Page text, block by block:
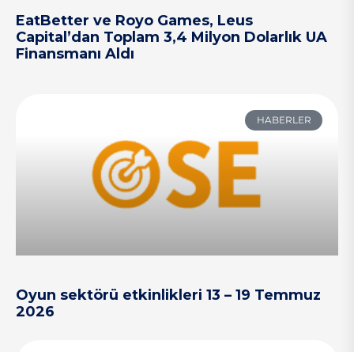
EatBetter ve Royo Games, Leus
Capital’dan Toplam 3,4 Milyon Dolarlık UA
Finansmanı Aldı
HABERLER
Oyun sektörü etkinlikleri 13 – 19 Temmuz
2026